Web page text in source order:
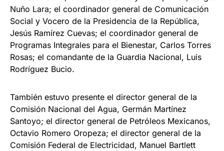
Nuño Lara; el coordinador general de Comunicación
Social y Vocero de la Presidencia de la República,
Jesús Ramírez Cuevas; el coordinador general de
Programas Integrales para el Bienestar, Carlos Torres
Rosas; el comandante de la Guardia Nacional, Luis
Rodríguez Bucio.
También estuvo presente el director general de la
Comisión Nacional del Agua, Germán Martínez
Santoyo; el director general de Petróleos Mexicanos,
Octavio Romero Oropeza; el director general de la
Comisión Federal de Electricidad, Manuel Bartlett